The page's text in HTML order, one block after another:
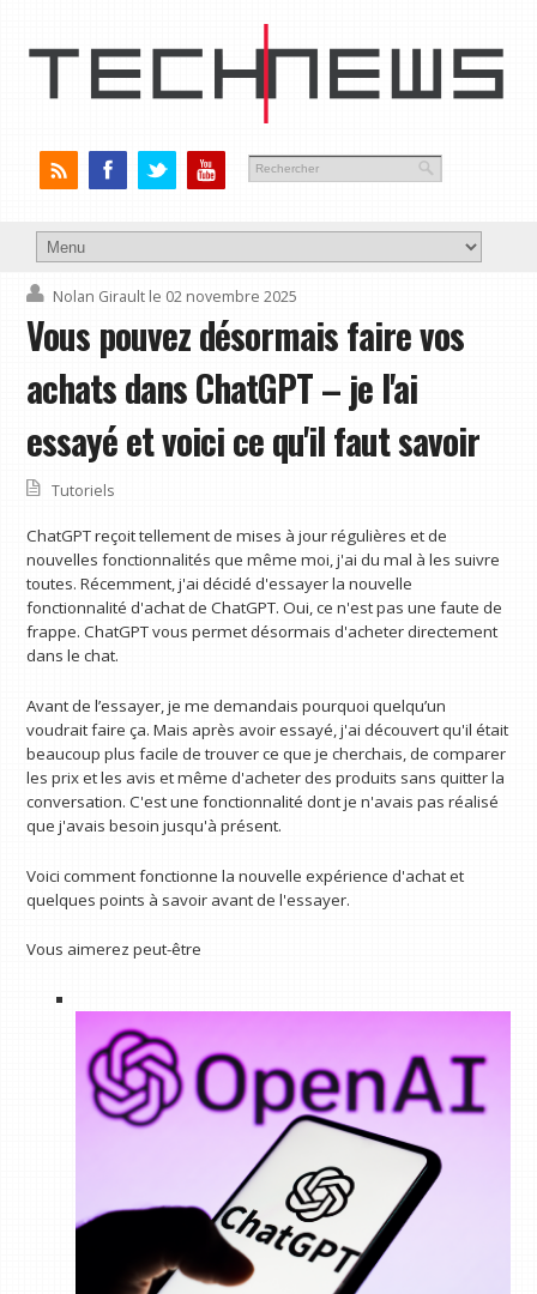
Nolan Girault le 02 novembre 2025
Vous pouvez désormais faire vos
achats dans ChatGPT – je l'ai
essayé et voici ce qu'il faut savoir
Tutoriels
ChatGPT reçoit tellement de mises à jour régulières et de
nouvelles fonctionnalités que même moi, j'ai du mal à les suivre
toutes. Récemment, j'ai décidé d'essayer la nouvelle
fonctionnalité d'achat de ChatGPT. Oui, ce n'est pas une faute de
frappe. ChatGPT vous permet désormais d'acheter directement
dans le chat.
Avant de l’essayer, je me demandais pourquoi quelqu’un
voudrait faire ça. Mais après avoir essayé, j'ai découvert qu'il était
beaucoup plus facile de trouver ce que je cherchais, de comparer
les prix et les avis et même d'acheter des produits sans quitter la
conversation. C'est une fonctionnalité dont je n'avais pas réalisé
que j'avais besoin jusqu'à présent.
Voici comment fonctionne la nouvelle expérience d'achat et
quelques points à savoir avant de l'essayer.
Vous aimerez peut-être